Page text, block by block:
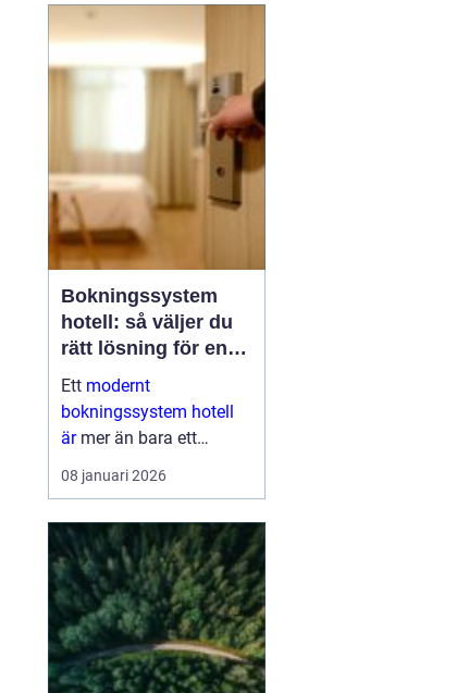
kundkontakt och
administration samlas i
samma digitala flöde blir
arbetet både snabbare
djurägaren märks det
som...
Bokningssystem
hotell: så väljer du
rätt lösning för en
modern
gästupplevelse
Ett modernt
bokningssystem hotell
ärmer än bara ett
verktyg för att fylla rum.
För många anläggningar
verksamheten. När
bokni...
08 januari 2026